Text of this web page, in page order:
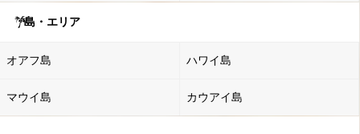
島・エリア
オアフ島 ハワイ島
マウイ島 カウアイ島